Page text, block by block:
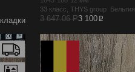
33 класс, THYS group Бельгия
3 647.06 Р3 100p